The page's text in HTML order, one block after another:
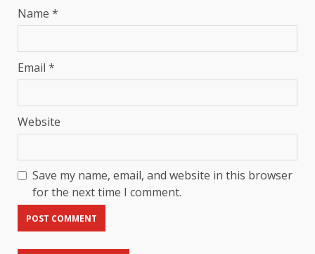
Name *
Email *
Website
Save my name, email, and website in this browser
for the next time I comment.